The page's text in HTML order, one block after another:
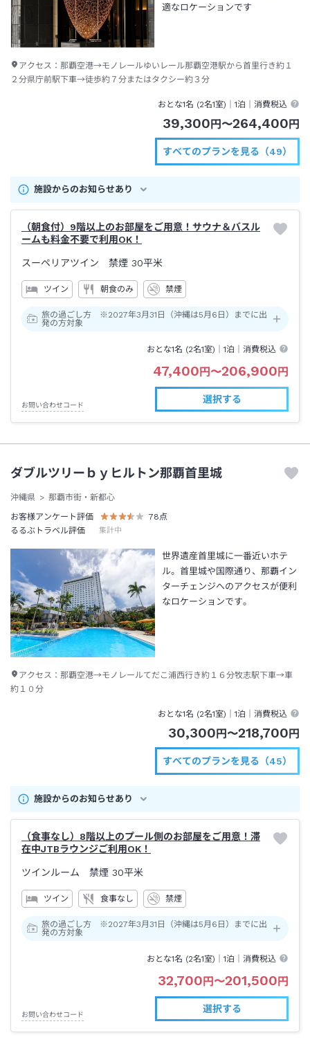
適なロケーションです
アクセス： 那覇空港→モノレールゆいレール那覇空港駅から首里行き約１
２分県庁前駅下車→徒歩約７分またはタクシー約３分
おとな1名 (2名1室)｜1泊 ｜消費税込
39,300円〜264,400円
すべてのプランを見る（49）
施設からのお知らせあり
（朝食付）9階以上のお部屋をご用意！サウナ＆バスル
ームも料金不要で利用OK！
スーペリアツイン 禁煙 30平米
ツイン 朝食のみ 禁煙
旅の過ごし方 ※2027年3月31日（沖縄は5月6日）までに出
発の方対象
おとな1名 (2名1室)｜1泊 ｜消費税込
47,400円〜206,900円
お問い合わせコード
選択する
ダブルツリーｂｙヒルトン那覇首里城
沖縄県
那覇市街・新都心
お客様アンケート評価
78点
るるぶトラベル評価
集計中
世界遺産首里城に一番近いホテ
ル。首里城や国際通り、那覇イン
ターチェンジへのアクセスが便利
なロケーションです。
アクセス： 那覇空港→モノレールてだこ浦西行き約１６分牧志駅下車→車
約１０分
おとな1名 (2名1室)｜1泊 ｜消費税込
30,300円〜218,700円
すべてのプランを見る（45）
施設からのお知らせあり
（食事なし）8階以上のプール側のお部屋をご用意！滞
在中JTBラウンジご利用OK！
ツインルーム 禁煙 30平米
ツイン 食事なし 禁煙
旅の過ごし方 ※2027年3月31日（沖縄は5月6日）までに出
発の方対象
おとな1名 (2名1室)｜1泊 ｜消費税込
32,700円〜201,500円
お問い合わせコード
選択する